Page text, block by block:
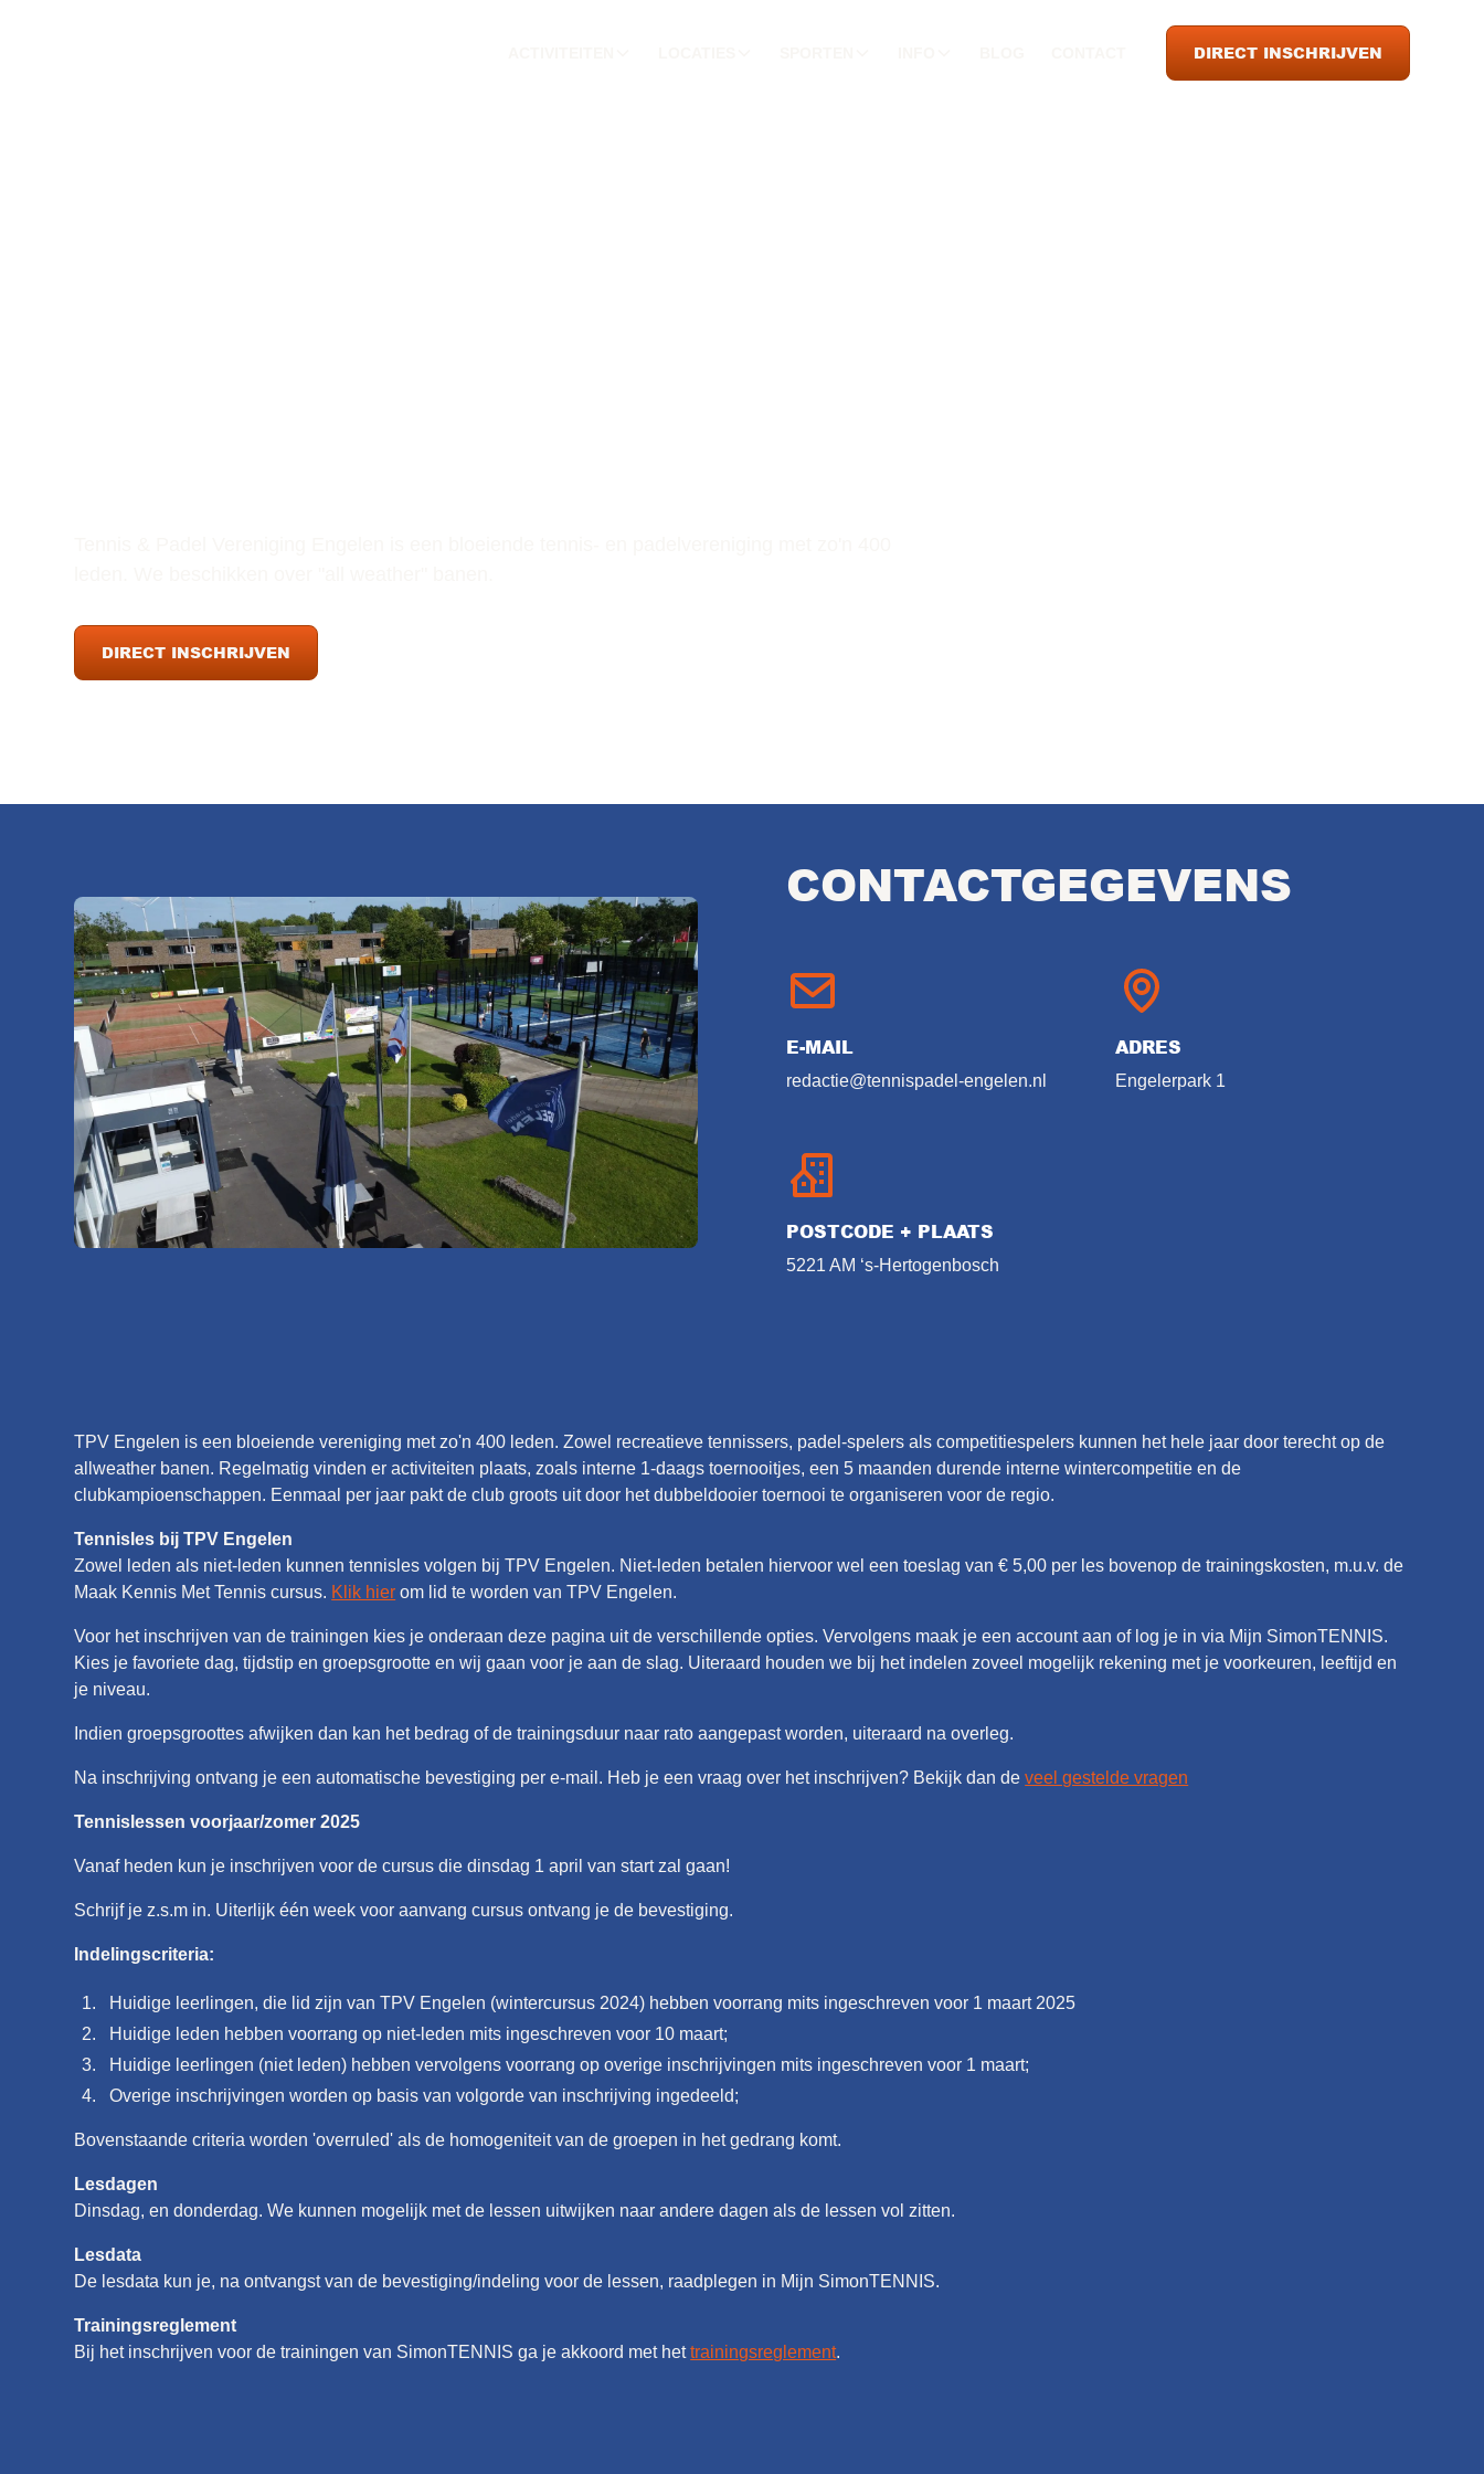
DIRECT INSCHRIJVEN
DIRECT INSCHRIJVEN
CONTACTGEGEVENS
E-MAIL
redactie@tennispadel-engelen.nl
ADRES
Engelerpark 1
POSTCODE + PLAATS
5221 AM ‘s-Hertogenbosch
TPV Engelen is een bloeiende vereniging met zo'n 400 leden. Zowel recreatieve tennissers, padel-spelers als competitiespelers kunnen het hele jaar door terecht op de
allweather banen. Regelmatig vinden er activiteiten plaats, zoals interne 1-daags toernooitjes, een 5 maanden durende interne wintercompetitie en de
clubkampioenschappen. Eenmaal per jaar pakt de club groots uit door het dubbeldooier toernooi te organiseren voor de regio.
Tennisles bij TPV Engelen
Zowel leden als niet-leden kunnen tennisles volgen bij TPV Engelen. Niet-leden betalen hiervoor wel een toeslag van € 5,00 per les bovenop de trainingskosten, m.u.v. de
Maak Kennis Met Tennis cursus. Klik hier om lid te worden van TPV Engelen.
Voor het inschrijven van de trainingen kies je onderaan deze pagina uit de verschillende opties. Vervolgens maak je een account aan of log je in via Mijn SimonTENNIS.
Kies je favoriete dag, tijdstip en groepsgrootte en wij gaan voor je aan de slag. Uiteraard houden we bij het indelen zoveel mogelijk rekening met je voorkeuren, leeftijd en
je niveau.
Indien groepsgroottes afwijken dan kan het bedrag of de trainingsduur naar rato aangepast worden, uiteraard na overleg.
Na inschrijving ontvang je een automatische bevestiging per e-mail. Heb je een vraag over het inschrijven? Bekijk dan deveel gestelde vragen
Tennislessen voorjaar/zomer 2025
Vanaf heden kun je inschrijven voor de cursus die dinsdag 1 april van start zal gaan!
Schrijf je z.s.m in. Uiterlijk één week voor aanvang cursus ontvang je de bevestiging.
Indelingscriteria:
Huidige leerlingen, die lid zijn van TPV Engelen (wintercursus 2024) hebben voorrang mits ingeschreven voor 1 maart 2025
Huidige leden hebben voorrang op niet-leden mits ingeschreven voor 10 maart;
Huidige leerlingen (niet leden) hebben vervolgens voorrang op overige inschrijvingen mits ingeschreven voor 1 maart;
Overige inschrijvingen worden op basis van volgorde van inschrijving ingedeeld;
Bovenstaande criteria worden 'overruled' als de homogeniteit van de groepen in het gedrang komt.
Lesdagen
Dinsdag, en donderdag. We kunnen mogelijk met de lessen uitwijken naar andere dagen als de lessen vol zitten.
Lesdata
De lesdata kun je, na ontvangst van de bevestiging/indeling voor de lessen, raadplegen in Mijn SimonTENNIS.
Trainingsreglement
Bij het inschrijven voor de trainingen van SimonTENNIS ga je akkoord met hettrainingsreglement.